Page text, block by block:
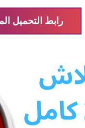
رابط التحميل